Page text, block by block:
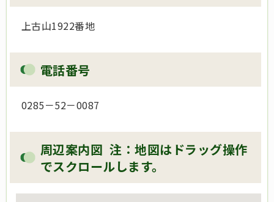
上古山1922番地
電話番号
0285－52－0087
周辺案内図 注：地図はドラッグ操作
でスクロールします。